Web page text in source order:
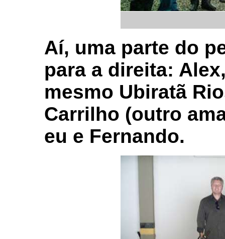
Aí, uma parte do
para a direita:
mesmo Ubiratã
Carrilho (outro
eu e Fernando.